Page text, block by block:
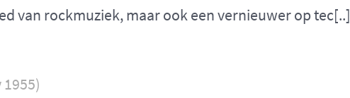
van rockmuziek, maar ook een vernieuwer op tec[..]